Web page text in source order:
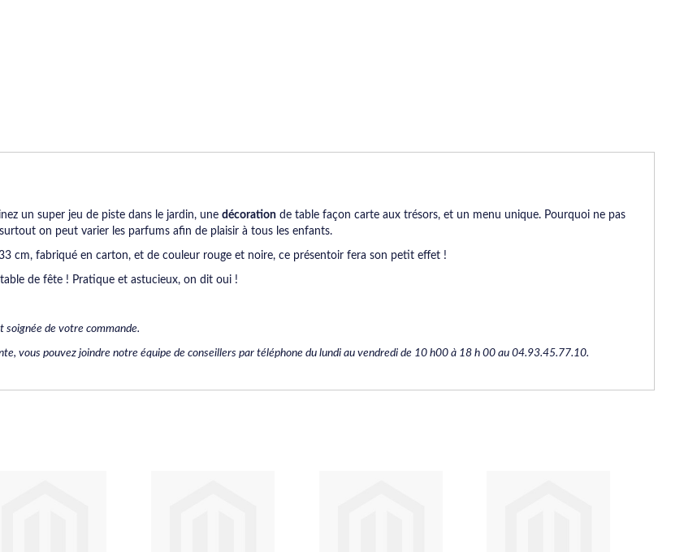
un super jeu de piste dans le jardin, une décoration de table façon carte aux trésors, et un menu unique. Pourquoi ne pas
on peut varier les parfums afin de plaisir à tous les enfants.
cm, fabriqué en carton, et de couleur rouge et noire, ce présentoir fera son petit effet !
de fête ! Pratique et astucieux, on dit oui !
soignée de votre commande.
vous pouvez joindre notre équipe de conseillers par téléphone du lundi au vendredi de 10 h00 à 18 h 00 au 04.93.45.77.10.